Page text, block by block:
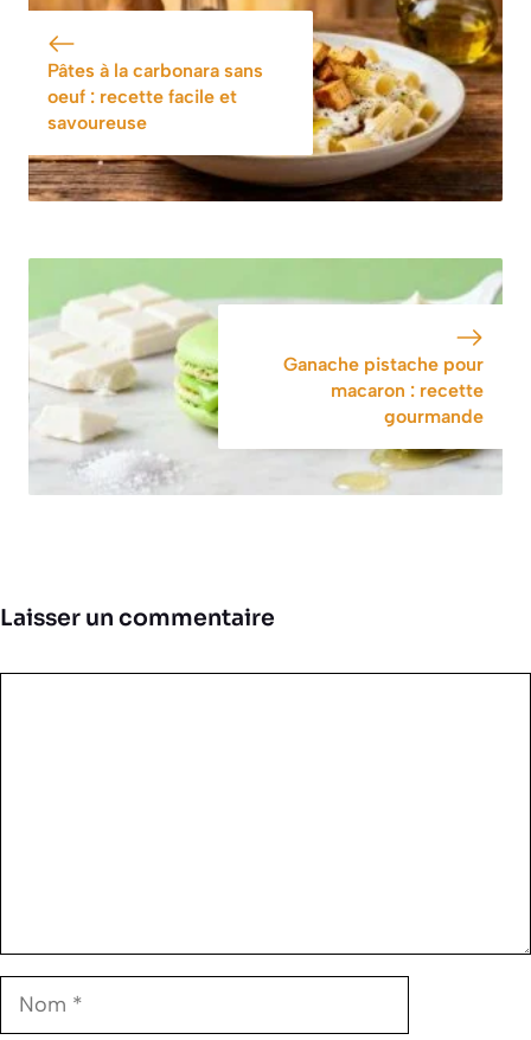
vanille, un délice
régressif
Pâtes à la carbonara sans
oeuf : recette facile et
savoureuse
Ganache pistache pour
macaron : recette
gourmande
Laisser un commentaire
Nom